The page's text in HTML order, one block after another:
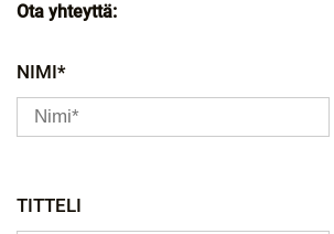
Ota yhteyttä:
NIMI*
TITTELI